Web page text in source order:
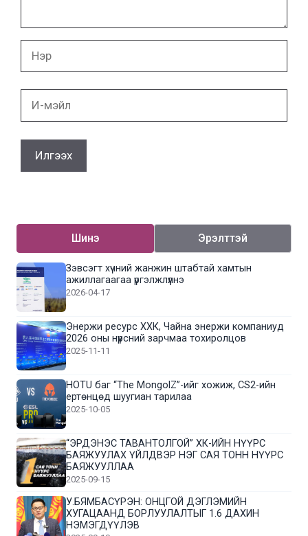
Шинэ Эрэлттэй
Зэвсэгт хүчний жанжин штабтай хамтын
ажиллагаагаа үргэлжлүүлнэ
2026-04-17
Энержи ресурс ХХК, Чайна энержи компаниуд
2026 оны нүүрсний зарчмаа тохиролцов
2025-11-11
HOTU баг “The MongolZ”-ийг хожиж, CS2-ийн
ертөнцөд шуугиан тарилаа
2025-10-05
“ЭРДЭНЭС ТАВАНТОЛГОЙ” ХК-ИЙН НҮҮРС
БАЯЖУУЛАХ ҮЙЛДВЭР НЭГ САЯ ТОНН НҮҮРС
БАЯЖУУЛЛАА
2025-09-15
У.БЯМБАСҮРЭН: ОНЦГОЙ ДЭГЛЭМИЙН
ХУГАЦААНД БОРЛУУЛАЛТЫГ 1.6 ДАХИН
НЭМЭГДҮҮЛЭВ